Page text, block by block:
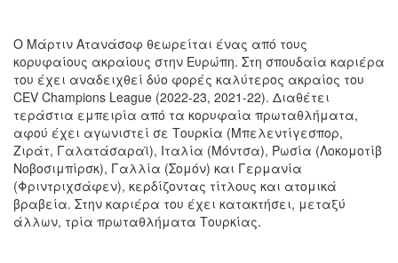
Ο Μάρτιν Ατανάσοφ θεωρείται ένας από τους
κορυφαίους ακραίους στην Ευρώπη. Στη σπουδαία καριέρα
του έχει αναδειχθεί δύο φορές καλύτερος ακραίος του
CEV Champions League (2022-23, 2021-22). Διαθέτει
τεράστια εμπειρία από τα κορυφαία πρωταθλήματα,
αφού έχει αγωνιστεί σε Τουρκία (Μπελεντίγεσπορ,
Ζιράτ, Γαλατάσαραϊ), Ιταλία (Μόντσα), Ρωσία (Λοκομοτίβ
Νοβοσιμπίρσκ), Γαλλία (Σομόν) και Γερμανία
(Φριντριχσάφεν), κερδίζοντας τίτλους και ατομικά
βραβεία. Στην καριέρα του έχει κατακτήσει, μεταξύ
άλλων, τρία πρωταθλήματα Τουρκίας.